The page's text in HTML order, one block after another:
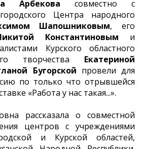
Арбекова совместно с
Центра народного
Шапошниковым, его
Константиновым и
Курского областного
творчества Екатериной
Бугорской провели для
по только что отрывшейся
«Работа у нас такая...».
рассказала о совместной
центров с учреждениями
и Курской областей,